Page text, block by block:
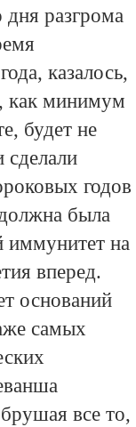
дня разгрома
казалось,
как минимум
будет не
годов
была
иммунитет на
вперед.
оснований
самых
все то,